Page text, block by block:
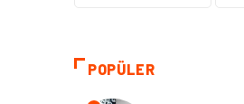
POPÜLER